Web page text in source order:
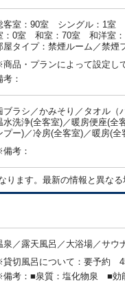
客室：90室 シングル：1
：0室 和室：70室 和洋室
屋タイプ：禁煙ルーム／禁煙
品・プランによって設定し
考：
ブラシ／かみそり／タオル（
水洗浄(全客室)／暖房便座(全
プー)／冷房(全客室)／暖房(全
考：
ます。最新の情報と異な
泉／露天風呂／大浴場／サウ
切風呂について：要予約
考：■泉質：塩化物泉 ■効